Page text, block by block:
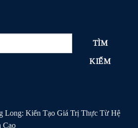
TÌM
KIẾM
Long: Kiến Tạo Giá Trị Thực Từ Hệ
Cao